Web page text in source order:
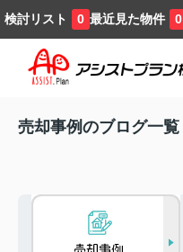
検討リスト 0 最近見た物件 0
売却事例のブログ一覧